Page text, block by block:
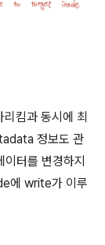
킴과 동시에 최
정보도 관
터를 변경하지
에 write가 이루